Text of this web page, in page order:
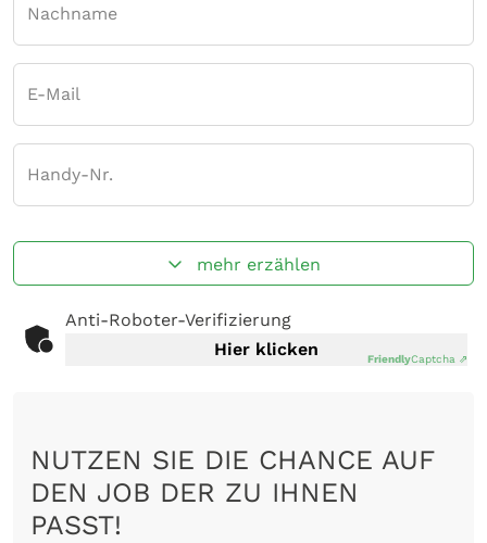
Nachname
E-Mail
Handy-Nr.
mehr erzählen
Anti-Roboter-Verifizierung
Hier klicken
FriendlyCaptcha ⇗
NUTZEN SIE DIE CHANCE AUF
DEN JOB DER ZU IHNEN
PASST!